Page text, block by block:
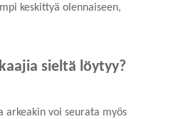
keskittyä olennaiseen,
sieltä löytyy?
arkeakin voi seurata myös